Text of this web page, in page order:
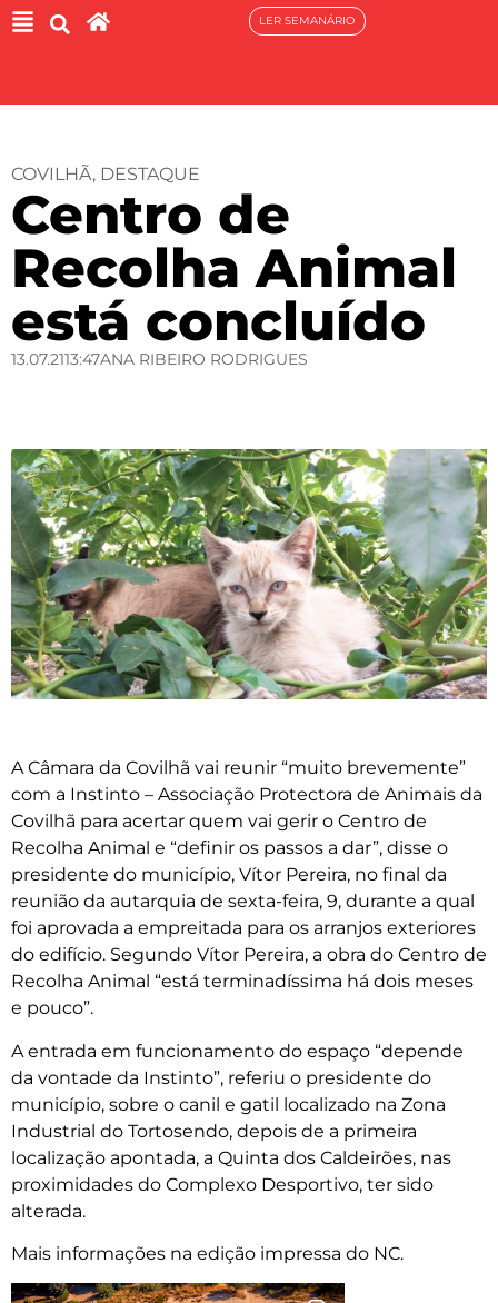
LER SEMANÁRIO
COVILHÃ, DESTAQUE
Centro de
Recolha Animal
está concluído
13.07.2113:47ANA RIBEIRO RODRIGUES
A Câmara da Covilhã vai reunir “muito brevemente”
com a Instinto – Associação Protectora de Animais da
Covilhã para acertar quem vai gerir o Centro de
Recolha Animal e “definir os passos a dar”, disse o
presidente do município, Vítor Pereira, no final da
reunião da autarquia de sexta-feira, 9, durante a qual
foi aprovada a empreitada para os arranjos exteriores
do edifício. Segundo Vítor Pereira, a obra do Centro de
Recolha Animal “está terminadíssima há dois meses
e pouco”.
A entrada em funcionamento do espaço “depende
da vontade da Instinto”, referiu o presidente do
município, sobre o canil e gatil localizado na Zona
Industrial do Tortosendo, depois de a primeira
localização apontada, a Quinta dos Caldeirões, nas
proximidades do Complexo Desportivo, ter sido
alterada.
Mais informações na edição impressa do NC.